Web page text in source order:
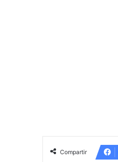
Compartir